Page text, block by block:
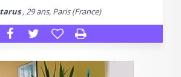
, 29 ans, Paris (France)